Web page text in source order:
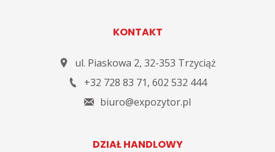
KONTAKT
ul. Piaskowa 2, 32-353 Trzyciąż
+32 728 83 71, 602 532 444
biuro@expozytor.pl
DZIAŁ HANDLOWY